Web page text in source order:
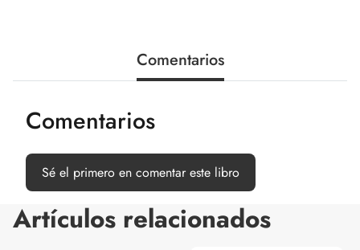
Comentarios
Comentarios
Sé el primero en comentar este libro
Artículos relacionados